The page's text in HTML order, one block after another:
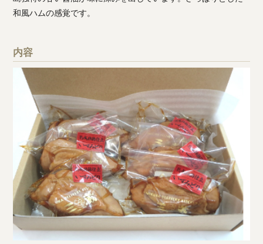
和風ハムの感覚です。
内容